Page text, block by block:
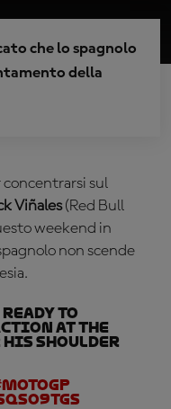
che lo spagnolo
della
concentrarsi sul
Viñales(Red Bull
weekend in
non scende
to
at the
his shoulder